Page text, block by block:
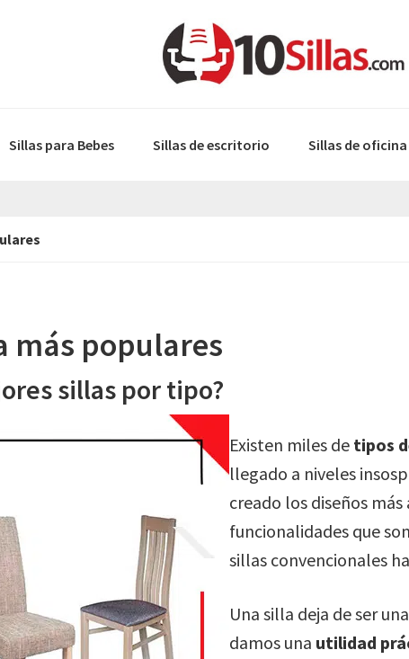
Sillas para Bebes Sillas de escritorio Sillas de oficina
más populares
sillas por tipo?
Existen miles de tipos
llegado a niveles
creado los diseños
funcionalidades que
sillas convencionales
Una silla deja de ser
damos una utilidad